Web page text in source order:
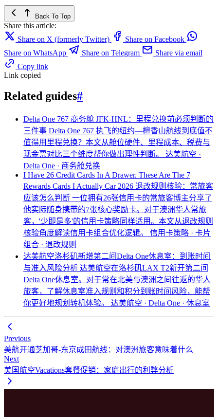
Back To Top
Share this article:
Share on X (formerly Twitter)
Share on Facebook
Share on WhatsApp
Share on Telegram
Share via email
Copy link
Link copied
Related guides#
Delta One 767 商务舱 JFK-HNL：里程兑换前必须判断的
三件事 Delta One 767 执飞的纽约—檀香山航线到底值不
值得用里程兑换？本文从舱位硬件、里程成本、税费与
现金票对比三个维度帮你做出理性判断。 达美航空 ·
Delta One · 商务舱兑换
I Have 26 Credit Cards In A Drawer. These Are The 7
Rewards Cards I Actually Car 2026 退改规则核验：常旅客
应该怎么判断 一位拥有26张信用卡的常旅客博主分享了
他实际随身携带的7张核心奖励卡。对于澳洲华人常旅
客，'少即是多'的信用卡策略同样适用。本文从退改规则
核验角度解读信用卡组合优化逻辑。 信用卡策略 · 卡片
组合 · 退改规则
达美航空洛杉矶新增第二间Delta One休息室：到账时间
与准入风险分析 达美航空在洛杉矶LAX T2新开第二间
Delta One休息室。对于常在北美与澳洲之间往返的华人
旅客，了解休息室准入规则和积分到账时间风险，能帮
你更好地规划转机体验。 达美航空 · Delta One · 休息室
Previous
美航开通芝加哥-东京成田航线：对澳洲旅客意味着什么
Next
美国航空Vacations套餐促销：家庭出行的利弊分析